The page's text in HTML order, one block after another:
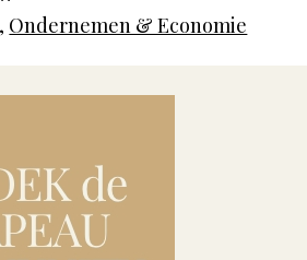
, Ondernemen & Economie